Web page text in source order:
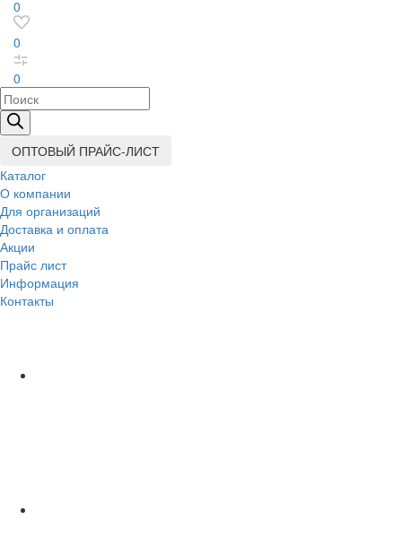
0
0
0
Поиск
товаров
ОПТОВЫЙ ПРАЙС-ЛИСТ
Каталог
О компании
Для организаций
Доставка и оплата
Акции
Прайс лист
Информация
Контакты